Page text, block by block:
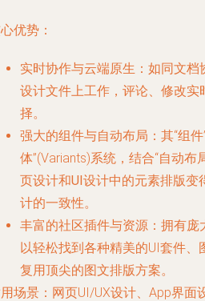
优势 ：
实时协作与云端原生 ：如同文
设计文件上工作，评论、修改
择。
强大的组件与自动布局 ：其“组
体”(Variants)系统，结合“自动布
页设计和UI设计中的元素排版变
计的一致性。
丰富的社区插件与资源 ：拥有
以轻松找到各种精美的UI套件
复用顶尖的图文排版方案。
场景 ：网页UI/UX设计、App界